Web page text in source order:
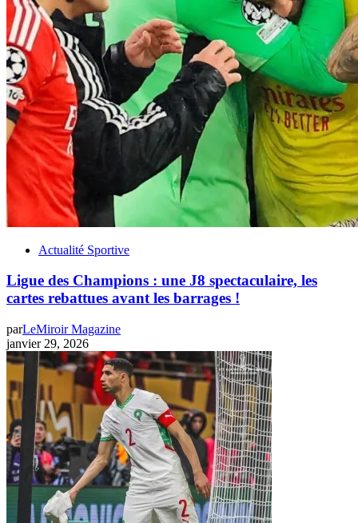
Actualité Sportive
Ligue des Champions : une J8 spectaculaire, les
cartes rebattues avant les barrages !
parLeMiroir Magazine
janvier 29, 2026